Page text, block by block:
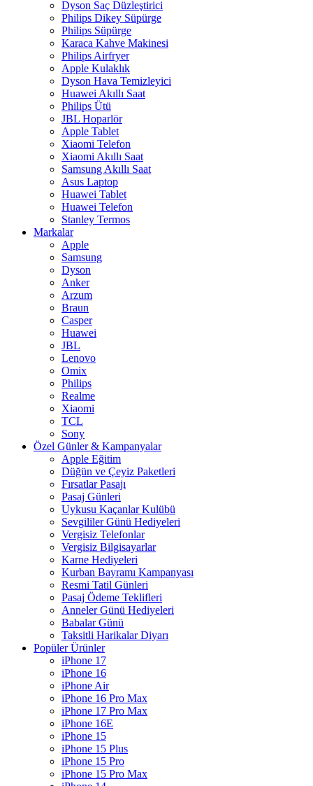
Dyson Saç Düzleştirici
Philips Dikey Süpürge
Philips Süpürge
Karaca Kahve Makinesi
Philips Airfryer
Apple Kulaklık
Dyson Hava Temizleyici
Huawei Akıllı Saat
Philips Ütü
JBL Hoparlör
Apple Tablet
Xiaomi Telefon
Xiaomi Akıllı Saat
Samsung Akıllı Saat
Asus Laptop
Huawei Tablet
Huawei Telefon
Stanley Termos
Markalar
Apple
Samsung
Dyson
Anker
Arzum
Braun
Casper
Huawei
JBL
Lenovo
Omix
Philips
Realme
Xiaomi
TCL
Sony
Özel Günler & Kampanyalar
Apple Eğitim
Düğün ve Çeyiz Paketleri
Fırsatlar Pasajı
Pasaj Günleri
Uykusu Kaçanlar Kulübü
Sevgililer Günü Hediyeleri
Vergisiz Telefonlar
Vergisiz Bilgisayarlar
Karne Hediyeleri
Kurban Bayramı Kampanyası
Resmi Tatil Günleri
Pasaj Ödeme Teklifleri
Anneler Günü Hediyeleri
Babalar Günü
Taksitli Harikalar Diyarı
Popüler Ürünler
iPhone 17
iPhone 16
iPhone Air
iPhone 16 Pro Max
iPhone 17 Pro Max
iPhone 16E
iPhone 15
iPhone 15 Plus
iPhone 15 Pro
iPhone 15 Pro Max